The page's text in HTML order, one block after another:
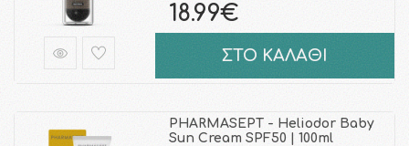
18.99€
ΣΤΟ ΚΑΛΑΘΙ
PHARMASEPT - Heliodor Baby
Sun Cream SPF50 | 100ml